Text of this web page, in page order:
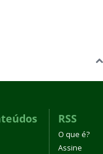
RSS
O que é?
Assine